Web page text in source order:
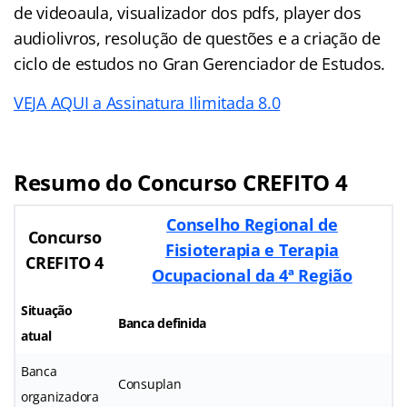
de videoaula, visualizador dos pdfs, player dos
audiolivros, resolução de questões e a criação de
ciclo de estudos no Gran Gerenciador de Estudos.
VEJA AQUI a Assinatura Ilimitada 8.0
Resumo do Concurso CREFITO 4
Concurso
CREFITO 4
Conselho Regional de
Fisioterapia e Terapia
Ocupacional da 4ª Região
Situação
atual
Banca definida
Banca
organizadora
Consuplan